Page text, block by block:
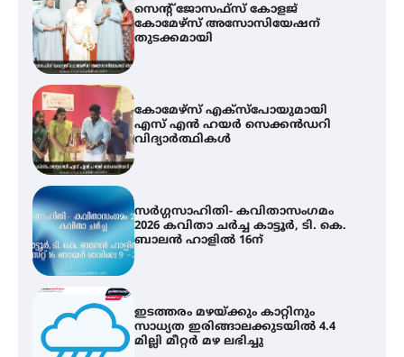
കോമേഴ്സ് എക്സ്പോയുമായി
എസ് എൻ ഹയർ സെക്കൻഡറി
വിദ്യാർത്ഥികൾ
സർഗ്ഗസാഹിതി- കവിതാസംഗമം
2026 കവിതാ ചർച്ച കാട്ടൂർ, ടി. കെ.
ബാലൻ ഹാളിൽ 16ന്
ഇടത്തരം മഴയ്ക്കും കാറ്റിനും
സാധ്യത ഇരിങ്ങാലക്കുടയിൽ 4.4
മില്ലി മീറ്റർ മഴ ലഭിച്ചു
ഐ.ഐ.ടി മദ്രാസ്സിൽ നിന്നും
ഡോക്ടറേറ്റ് – ഇരിങ്ങാലക്കുട
സ്വദേശി ആതിര എം കെ യുടെ
നേട്ടം പ്രതിസന്ധികളോട് പൊരുതി